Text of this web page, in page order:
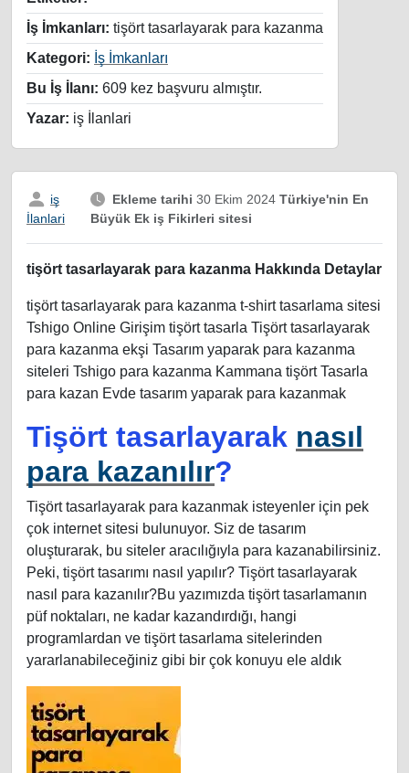
İş İmkanları: tişört tasarlayarak para kazanma
Kategori: İş İmkanları
Bu İş İlanı: 609 kez başvuru almıştır.
Yazar: iş İlanlari
iş
İlanlari
Ekleme tarihi 30 Ekim 2024 Türkiye'nin En
Büyük Ek iş Fikirleri sitesi
tişört tasarlayarak para kazanma Hakkında Detaylar
tişört tasarlayarak para kazanma t-shirt tasarlama sitesi
Tshigo Online Girişim tişört tasarla Tişört tasarlayarak
para kazanma ekşi Tasarım yaparak para kazanma
siteleri Tshigo para kazanma Kammana tişört Tasarla
para kazan Evde tasarım yaparak para kazanmak
Tişört tasarlayarak nasıl
para kazanılır?
Tişört tasarlayarak para kazanmak isteyenler için pek
çok internet sitesi bulunuyor. Siz de tasarım
oluşturarak, bu siteler aracılığıyla para kazanabilirsiniz.
Peki, tişört tasarımı nasıl yapılır? Tişört tasarlayarak
nasıl para kazanılır?Bu yazımızda tişört tasarlamanın
püf noktaları, ne kadar kazandırdığı, hangi
programlardan ve tişört tasarlama sitelerinden
yararlanabileceğiniz gibi bir çok konuyu ele aldık